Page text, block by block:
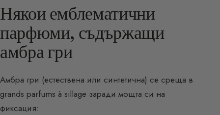
Някои емблематични
парфюми, съдържащи
амбра гри
Амбра гри (естествена или синтетична) се среща в
grands parfums à sillage заради мощта си на
фиксация: